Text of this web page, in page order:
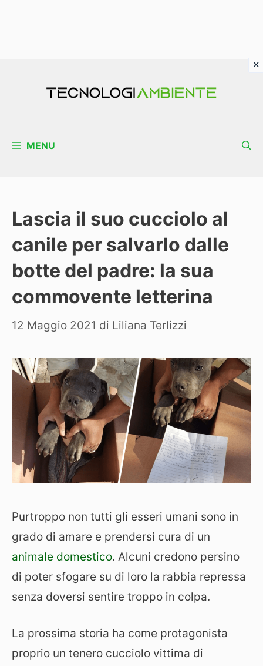
MENU
Lascia il suo cucciolo al
canile per salvarlo dalle
botte del padre: la sua
commovente letterina
12 Maggio 2021 di Liliana Terlizzi
Purtroppo non tutti gli esseri umani sono in
grado di amare e prendersi cura di un
animale domestico. Alcuni credono persino
di poter sfogare su di loro la rabbia repressa
senza doversi sentire troppo in colpa.
La prossima storia ha come protagonista
proprio un tenero cucciolo vittima di